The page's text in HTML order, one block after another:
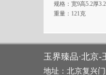
规格：宽9高5.2厚
重量：121克
玉界臻品·北京-
地址：北京复兴